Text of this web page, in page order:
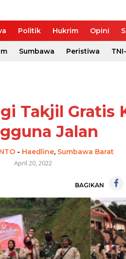
Politik Hukrim Opini
Sumbawa Peristiwa
Takjil Gratis
Jalan
- Haedline, Sumbawa Barat
April 20, 2022
BAGIKAN